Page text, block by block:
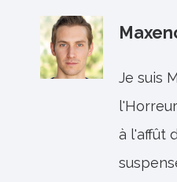
Je suis
à l'affût